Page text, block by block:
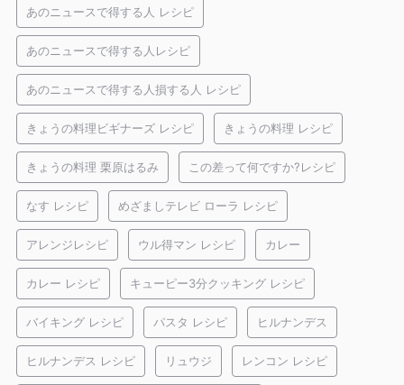
あのニュースで得する人 レシピ
あのニュースで得する人レシピ
あのニュースで得する人損する人 レシピ
きょうの料理ビギナーズ レシピ きょうの料理 レシピ
きょうの料理 栗原はるみ この差って何ですか?レシピ
なす レシピ めざましテレビ ローラ レシピ
アレンジレシピ ウル得マン レシピ カレー
カレー レシピ キューピー3分クッキング レシピ
バイキング レシピ パスタ レシピ ヒルナンデス
ヒルナンデス レシピ リュウジ レンコン レシピ